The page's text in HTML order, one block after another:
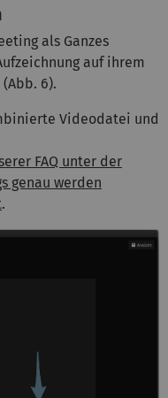
als Ganzes
auf ihrem
6).
Videodatei und
FAQ unter der
genau werden
.